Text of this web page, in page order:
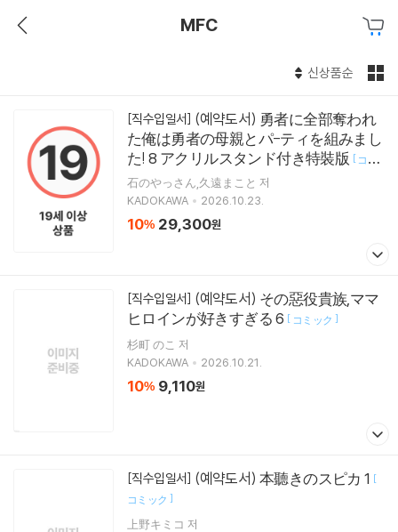
MFC
신상품순
[직수입일서]
た俺は勇者の母親とパ-ティを組みまし
た! 8 アクリルスタンド付き特裝版 [ コミ
ック]
石のやっさん,久遠まこと 저
KADOKAWA
2026.10.23.
10% 29,300원
[직수입일서]
ヒロインが好きすぎる 6 [ コミック ]
杉町 のこ 저
KADOKAWA
2026.10.21.
10% 9,110원
[직수입일서] (예약도서) 本聽きのスピカ 1 [
コミック ]
上野キミコ 저